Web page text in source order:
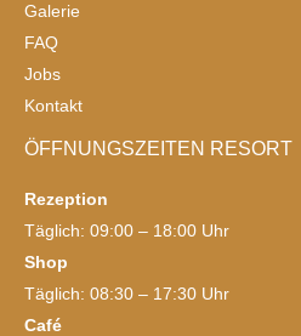
Galerie
FAQ
Jobs
Kontakt
ÖFFNUNGSZEITEN RESORT
Rezeption
Täglich: 09:00 – 18:00 Uhr
Shop
Täglich: 08:30 – 17:30 Uhr
Café